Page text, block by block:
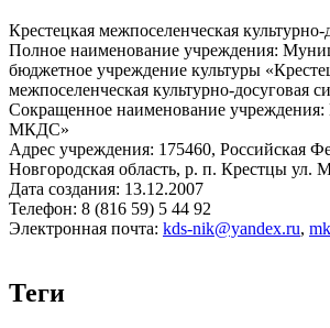
Крестецкая межпоселенческая культурно-
Полное наименование учреждения:
бюджетное учреждение культуры
межпоселенческая культурно-досуговая
Сокращенное наименование
МКДС»
Адрес учреждения: 175460, Российская
Новгородская область, р. п. Крестцы ул.
Дата создания: 13.12.2007
Телефон: 8 (816 59) 5 44 92
Электронная почта: kds-nik@yandex.ru,
Теги